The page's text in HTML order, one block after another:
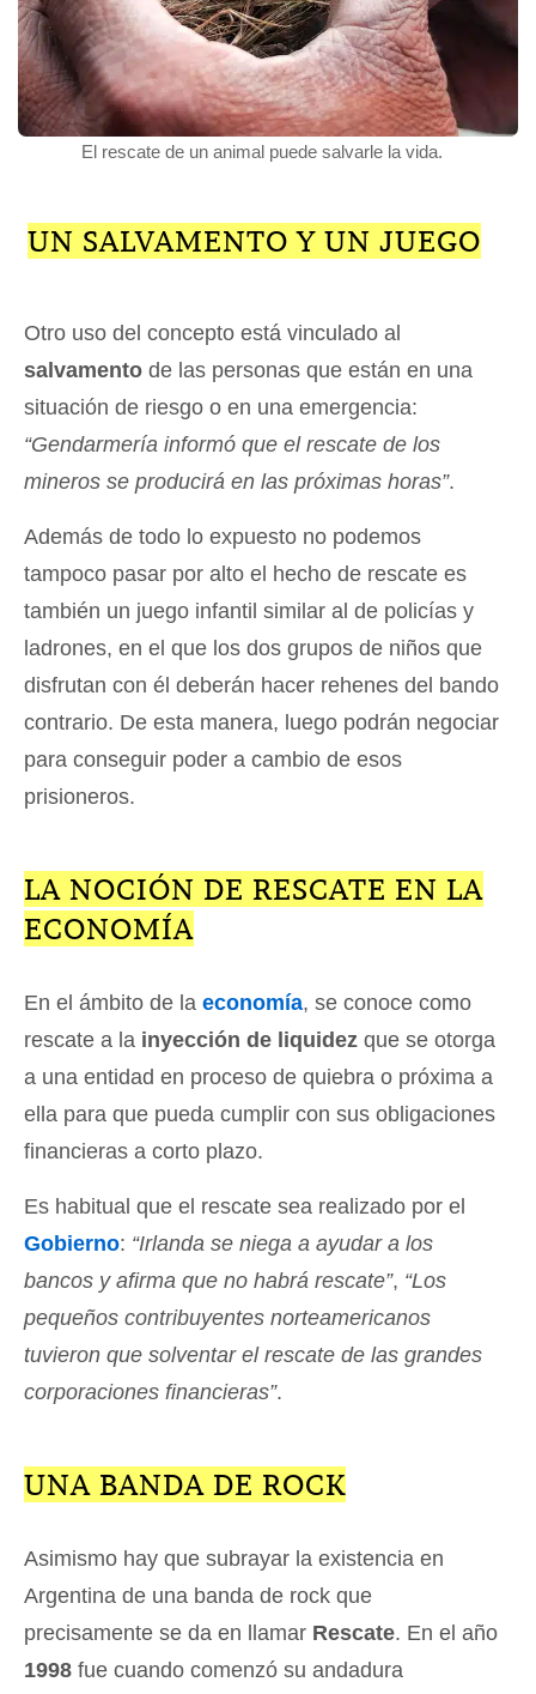
El rescate de un animal puede salvarle la vida.
UN SALVAMENTO Y UN JUEGO
Otro uso del concepto está vinculado al
salvamento de las personas que están en una
situación de riesgo o en una emergencia:
“Gendarmería informó que el rescate de los
mineros se producirá en las próximas horas”.
Además de todo lo expuesto no podemos
tampoco pasar por alto el hecho de rescate es
también un juego infantil similar al de policías y
ladrones, en el que los dos grupos de niños que
disfrutan con él deberán hacer rehenes del bando
contrario. De esta manera, luego podrán negociar
para conseguir poder a cambio de esos
prisioneros.
LA NOCIÓN DE RESCATE EN LA
ECONOMÍA
En el ámbito de la economía, se conoce como
rescate a la inyección de liquidez que se otorga
a una entidad en proceso de quiebra o próxima a
ella para que pueda cumplir con sus obligaciones
financieras a corto plazo.
Es habitual que el rescate sea realizado por el
Gobierno: “Irlanda se niega a ayudar a los
bancos y afirma que no habrá rescate”, “Los
pequeños contribuyentes norteamericanos
tuvieron que solventar el rescate de las grandes
corporaciones financieras”.
UNA BANDA DE ROCK
Asimismo hay que subrayar la existencia en
Argentina de una banda de rock que
precisamente se da en llamar Rescate. En el año
1998 fue cuando comenzó su andadura